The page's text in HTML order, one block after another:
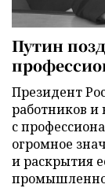
Путин
Президент
работников и
с
огромное
и раскрытия